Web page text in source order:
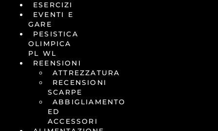
ESERCIZI
EVENTI E
GARE
PESISTICA
OLIMPICA
PL WL
REENSIONI
ATTREZZATURA
RECENSIONI
SCARPE
ABBIGLIAMENTO
ED
ACCESSORI